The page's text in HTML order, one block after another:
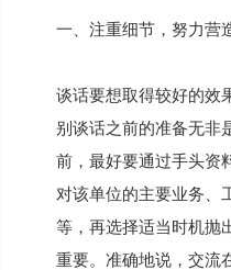
一、注重细节，努力营
谈话要想取得较好的效
别谈话之前的准备无非
前，最好要通过手头资
对该单位的主要业务、
等，再选择适当时机抛
重要。准确地说，交流